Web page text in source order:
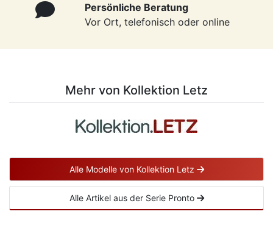
Persönliche Beratung
Vor Ort, telefonisch oder online
Mehr von Kollektion Letz
Alle Modelle von Kollektion Letz
Alle Artikel aus der Serie Pronto